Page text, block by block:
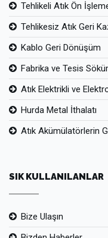
Tehlikeli Atık Ön
Tehlikesiz Atık Geri
Kablo Geri Dönüşüm
Fabrika ve Tesis
Atık Elektrikli ve
Hurda Metal İthalatı
Atık Akümülatörlerin
SIK KULLANILANLAR
Bize Ulaşın